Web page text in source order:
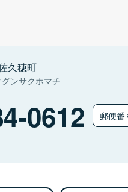
久穂町
ンサクホマチ
0612 郵便番